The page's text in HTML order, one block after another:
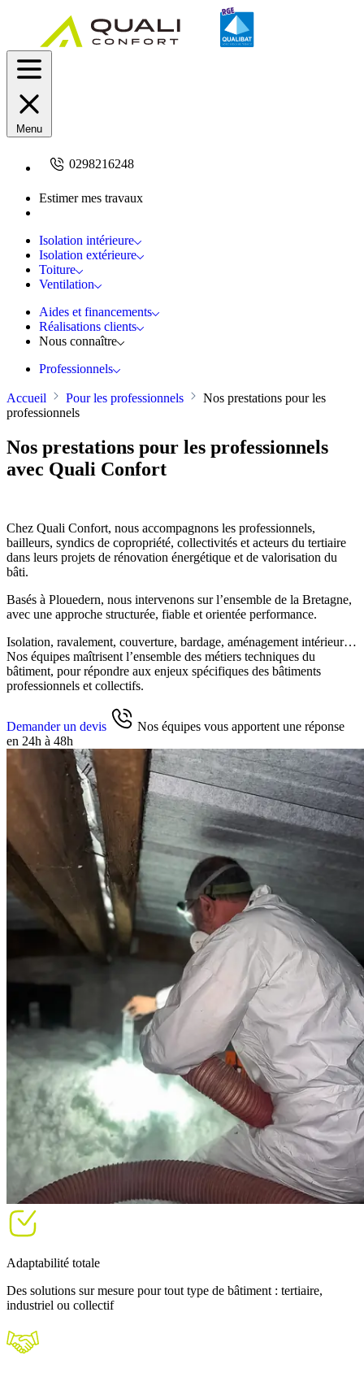
Menu
0298216248
Estimer mes travaux
Isolation intérieure
Isolation extérieure
Toiture
Ventilation
Aides et financements
Réalisations clients
Nous connaître
Professionnels
Accueil Pour les professionnels
Nos prestations pour les
professionnels
Nos prestations pour les professionnels
avec Quali Confort
Chez Quali Confort, nous accompagnons les professionnels,
bailleurs, syndics de copropriété, collectivités et acteurs du tertiaire
dans leurs projets de rénovation énergétique et de valorisation du
bâti.
Basés à Plouedern, nous intervenons sur l’ensemble de la Bretagne,
avec une approche structurée, fiable et orientée performance.
Isolation, ravalement, couverture, bardage, aménagement intérieur…
Nos équipes maîtrisent l’ensemble des métiers techniques du
bâtiment, pour répondre aux enjeux spécifiques des bâtiments
professionnels et collectifs.
Demander un devis
Nos équipes vous apportent une réponse
en 24h à 48h
Adaptabilité totale
Des solutions sur mesure pour tout type de bâtiment : tertiaire,
industriel ou collectif